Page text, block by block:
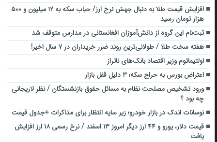
افزایش قیمت طلا به دنبال جهش نرخ ارز/ حباب سکه به ۱۲ میلیون و ۵۰۰
هزار تومان رسید
ثبت‌نام این گروه از دانش‌آموزان افغانستانی در مدارس متوقف شد
هفته سخت طلا / طولانی‌ترین روند ضرر خریداران در ۷ سال اخیر!
اولتیماتوم وزیر اقتصاد بانک‌های ناتراز
اعتراض بورس به حراج سکه؛ ۳ دلیل قفل بازار
ورود تشخیص مصلحت نظام به مسائل حقوق بازنشستگان / نظر لاریجانی
چه بود ؟
نوسانات اندک در بازار خودرو؛ زیر سایه انتظار برای مذاکرات +جدول قیمت
قیمت دلار، یورو و ۴۴ ارز دیگر امروز ۱۳ اسفند / نرخ رسمی ۱۸ ارز افزایش
یافت